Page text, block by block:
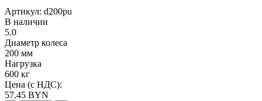
Артикул: d200pu
В наличии
5.0
Диаметр колеса
200 мм
Нагрузка
600 кг
Цена (с НДС):
57.45 BYN